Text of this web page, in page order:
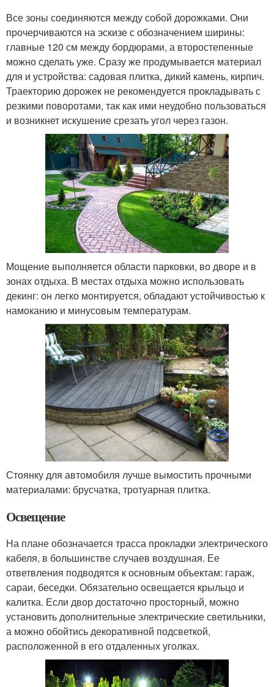
Все зоны соединяются между собой дорожками. Они
прочерчиваются на эскизе с обозначением ширины:
главные 120 см между бордюрами, а второстепенные
можно сделать уже. Сразу же продумывается материал
для и устройства: садовая плитка, дикий камень, кирпич.
Траекторию дорожек не рекомендуется прокладывать с
резкими поворотами, так как ими неудобно пользоваться
и возникнет искушение срезать угол через газон.
Мощение выполняется области парковки, во дворе и в
зонах отдыха. В местах отдыха можно использовать
декинг: он легко монтируется, обладают устойчивостью к
намоканию и минусовым температурам.
Стоянку для автомобиля лучше вымостить прочными
материалами: брусчатка, тротуарная плитка.
Освещение
На плане обозначается трасса прокладки электрического
кабеля, в большинстве случаев воздушная. Ее
ответвления подводятся к основным объектам: гараж,
сараи, беседки. Обязательно освещается крыльцо и
калитка. Если двор достаточно просторный, можно
установить дополнительные электрические светильники,
а можно обойтись декоративной подсветкой,
расположенной в его отдаленных уголках.